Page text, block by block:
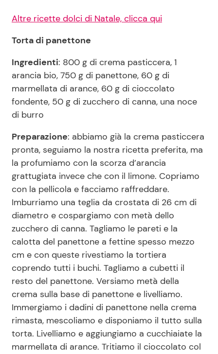
Disclaimer e Privacy
Redazione
Contattaci
Pubblicità
Privacy Policy
Altre ricette dolci di Natale, clicca qui
Torta di panettone
Ingredienti: 800 g di crema pasticcera, 1
arancia bio, 750 g di panettone, 60 g di
marmellata di arance, 60 g di cioccolato
fondente, 50 g di zucchero di canna, una noce
di burro
Preparazione: abbiamo già la crema pasticcera
pronta, seguiamo la nostra ricetta preferita, ma
la profumiamo con la scorza d’arancia
grattugiata invece che con il limone. Copriamo
con la pellicola e facciamo raffreddare.
Imburriamo una teglia da crostata di 26 cm di
diametro e cospargiamo con metà dello
zucchero di canna. Tagliamo le pareti e la
calotta del panettone a fettine spesso mezzo
cm e con queste rivestiamo la tortiera
coprendo tutti i buchi. Tagliamo a cubetti il
resto del panettone. Versiamo metà della
crema sulla base di panettone e livelliamo.
Immergiamo i dadini di panettone nella crema
rimasta, mescoliamo e disponiamo il tutto sulla
torta. Livelliamo e aggiungiamo a cucchiaiate la
marmellata di arance. Tritiamo il cioccolato col